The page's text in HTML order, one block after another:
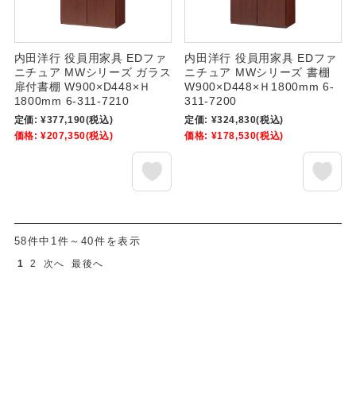
内田洋行 役員用家具 EDファ
ニチュア MWシリーズ ガラス
扉付書棚 W900×D448×Ｈ
1800mm 6-311-7210
定価: ¥377,190(税込)
価格: ¥207,350(税込)
内田洋行 役員用家具 EDファ
ニチュア MWシリーズ 書棚
W900×D448×Ｈ1800mm 6-
311-7200
定価: ¥324,830(税込)
価格: ¥178,530(税込)
58件中1件～40件を表示
1 2 次へ 最後へ